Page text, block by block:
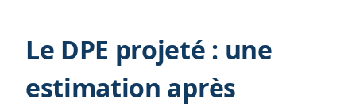
Le DPE projeté : une
estimation après